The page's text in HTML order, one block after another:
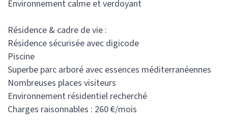
Environnement calme et verdoyant
Résidence & cadre de vie :
Résidence sécurisée avec digicode
Piscine
Superbe parc arboré avec essences méditerranéennes
Nombreuses places visiteurs
Environnement résidentiel recherché
Charges raisonnables : 260 €/mois